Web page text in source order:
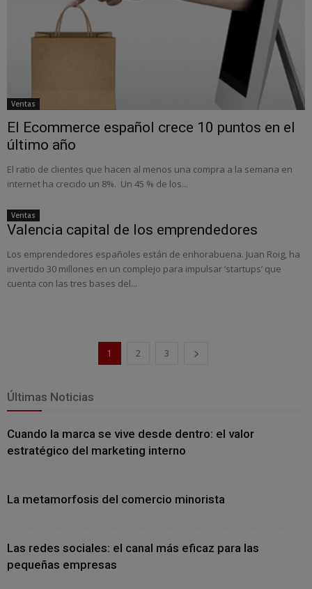
Ventas
El Ecommerce español crece 10 puntos en el
último año
El ratio de clientes que hacen al menos una compra a la semana en
internet ha crecido un 8%. Un 45 % de los...
Ventas
Valencia capital de los emprendedores
Los emprendedores españoles están de enhorabuena. Juan Roig, ha
invertido 30 millones en un complejo para impulsar ‘startups’ que
cuenta con las tres bases del...
1 2 3
Últimas Noticias
Cuando la marca se vive desde dentro: el valor
estratégico del marketing interno
La metamorfosis del comercio minorista
Las redes sociales: el canal más eficaz para las
pequeñas empresas